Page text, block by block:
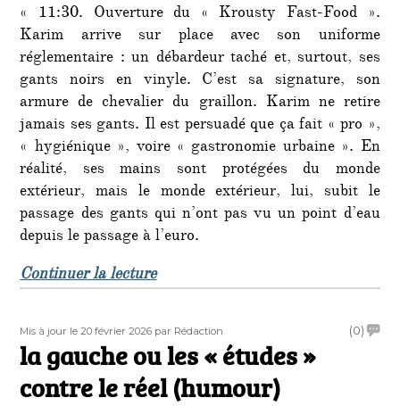
« 11:30. Ouverture du « Krousty Fast-Food ».
Karim arrive sur place avec son uniforme
réglementaire : un débardeur taché et, surtout, ses
gants noirs en vinyle. C’est sa signature, son
armure de chevalier du graillon. Karim ne retire
jamais ses gants. Il est persuadé que ça fait « pro »,
« hygiénique », voire « gastronomie urbaine ». En
réalité, ses mains sont protégées du monde
extérieur, mais le monde extérieur, lui, subit le
passage des gants qui n’ont pas vu un point d’eau
depuis le passage à l’euro. ​
Continuer la lecturede « (humour) « Cauchemar en
Publié
le
Mis à jour le 20 février 2026 Auteur
par Rédaction (0)on
la gauche ou les « études »
contre le réel (humour)